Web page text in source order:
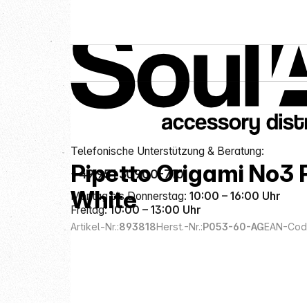
Pipetto Origami No3
White
Artikel-Nr.:893818Herst.-Nr.:P053-60-AGEAN-
Telefonische Unterstützung & Beratung:
+49 951 30900-710
Montag bis Donnerstag: 10:00 – 16:00 Uhr
Freitag:10:00 – 13:00 Uhr